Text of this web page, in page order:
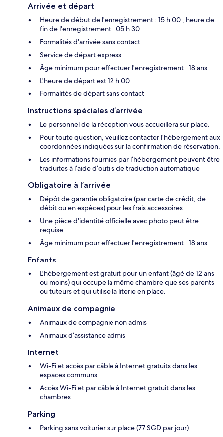
Arrivée et départ
Heure de début de l'enregistrement : 15 h 00 ; heure de
fin de l'enregistrement : 05 h 30.
Formalités d'arrivée sans contact
Service de départ express
Âge minimum pour effectuer l'enregistrement : 18 ans
L'heure de départ est 12 h 00
Formalités de départ sans contact
Instructions spéciales d’arrivée
Le personnel de la réception vous accueillera sur place.
Pour toute question, veuillez contacter l’hébergement aux
coordonnées indiquées sur la confirmation de réservation.
Les informations fournies par l’hébergement peuvent être
traduites à l’aide d’outils de traduction automatique
Obligatoire à l’arrivée
Dépôt de garantie obligatoire (par carte de crédit, de
débit ou en espèces) pour les frais accessoires
Une pièce d'identité officielle avec photo peut être
requise
Âge minimum pour effectuer l'enregistrement : 18 ans
Enfants
L'hébergement est gratuit pour un enfant (âgé de 12 ans
ou moins) qui occupe la même chambre que ses parents
ou tuteurs et qui utilise la literie en place.
Animaux de compagnie
Animaux de compagnie non admis
Animaux d’assistance admis
Internet
Wi-Fi et accès par câble à Internet gratuits dans les
espaces communs
Accès Wi-Fi et par câble à Internet gratuit dans les
chambres
Parking
Parking sans voiturier sur place (77 SGD par jour)